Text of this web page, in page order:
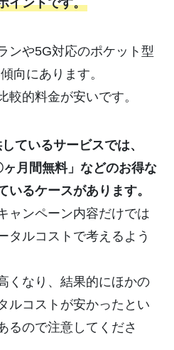
イントです。
ンや5G対応のポケット型
向にあります。
較的料金が安いです。
ているサービスでは、
ヶ月間無料」などのお得な
いるケースがあります。
ャンペーン内容だけでは
タルコストで考えるよう
くなり、結果的にほかの
ルコストが安かったとい
るので注意してくださ